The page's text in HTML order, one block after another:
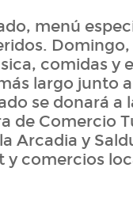
menú
comidas y
largo junto
se donará a
de Comercio
Arcadia y
y comercios